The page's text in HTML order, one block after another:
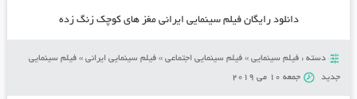
دانلود رایگان فیلم سینمایی ایرانی مغز های کوچک زنگ زده
دسته : فیلم سینمایی» فیلم سینمایی اجتماعی» فیلم سینمایی ایرانی» فیلم سینمایی
جدید
جمعه 10 می 2019